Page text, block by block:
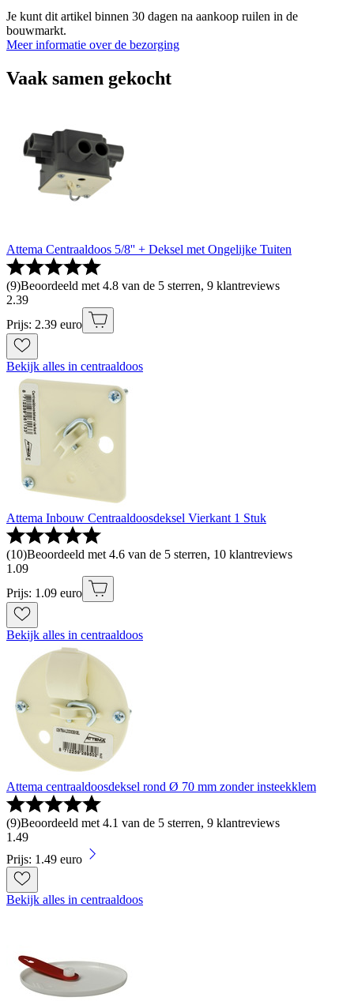
Je kunt dit artikel binnen 30 dagen na aankoop ruilen in de
bouwmarkt.
Meer informatie over de bezorging
Vaak samen gekocht
Attema Centraaldoos 5/8'' + Deksel met Ongelijke Tuiten
(9)Beoordeeld met 4.8 van de 5 sterren, 9 klantreviews
2.39
Prijs: 2.39 euro
Bekijk alles in centraaldoos
Attema Inbouw Centraaldoosdeksel Vierkant 1 Stuk
(10)Beoordeeld met 4.6 van de 5 sterren, 10 klantreviews
1 .09
Prijs: 1.09 euro
Bekijk alles in centraaldoos
Attema centraaldoosdeksel rond Ø 70 mm zonder insteekklem
(9)Beoordeeld met 4.1 van de 5 sterren, 9 klantreviews
1 .49
Prijs: 1.49 euro
Bekijk alles in centraaldoos